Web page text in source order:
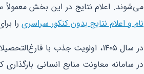
می‌شوند. اعلام نتایج در این بخش
نام و اعلام نتایج بدون کنکور سراسری را
در سال ۱۴۰۵، اولویت جذب با
در سامانه معاونت منابع انسانی